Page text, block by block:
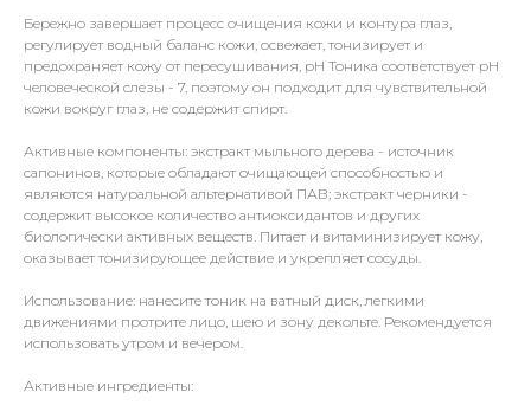
Бережно завершает процесс очищения кожи и контура глаз,
регулирует водный баланс кожи, освежает, тонизирует и
предохраняет кожу от пересушивания, рН Тоника соответствует рН
человеческой слезы - 7, поэтому он подходит для чувствительной
кожи вокруг глаз, не содержит спирт.
Активные компоненты: экстракт мыльного дерева - источник
сапонинов, которые обладают очищающей способностью и
являются натуральной альтернативой ПАВ; экстракт черники -
содержит высокое количество антиоксидантов и других
биологически активных веществ. Питает и витаминизирует кожу,
оказывает тонизирующее действие и укрепляет сосуды.
Использование: нанесите тоник на ватный диск, легкими
движениями протрите лицо, шею и зону декольте. Рекомендуется
использовать утром и вечером.
Активные ингредиенты: